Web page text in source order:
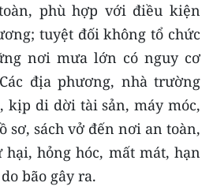
nghệ
phù hợp với điều kiện
tuyệt đối không tổ chức
nơi mưa lớn có nguy cơ
địa phương, nhà trường
kịp di dời tài sản, máy móc,
sơ, sách vở đến nơi an toàn,
hại, hỏng hóc, mất mát, hạn
bão gây ra.